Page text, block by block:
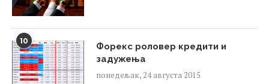
10
Форекс роловер кредити и
задужења
понедељак, 24 августа 2015